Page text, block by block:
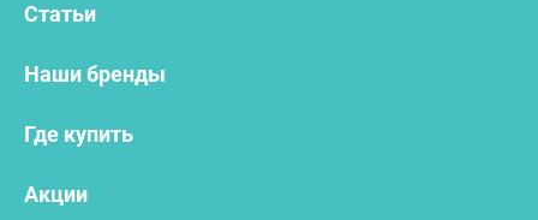
Статьи
Наши бренды
Где купить
Акции